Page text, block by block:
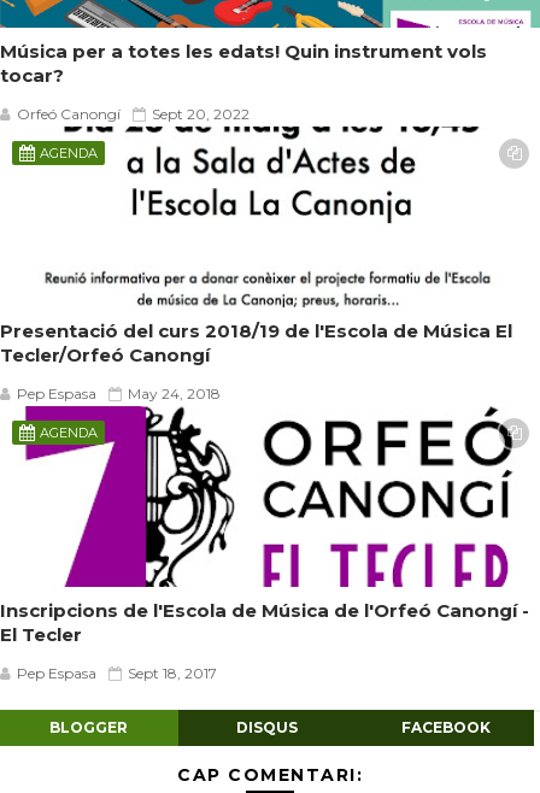
Música per a totes les edats! Quin instrument vols
tocar?
Orfeó Canongí Sept 20, 2022
AGENDA
Presentació del curs 2018/19 de l'Escola de Música El
Tecler/Orfeó Canongí
Pep Espasa May 24, 2018
AGENDA
Inscripcions de l'Escola de Música de l'Orfeó Canongí -
El Tecler
Pep Espasa Sept 18, 2017
BLOGGER DISQUS FACEBOOK
CAP COMENTARI: